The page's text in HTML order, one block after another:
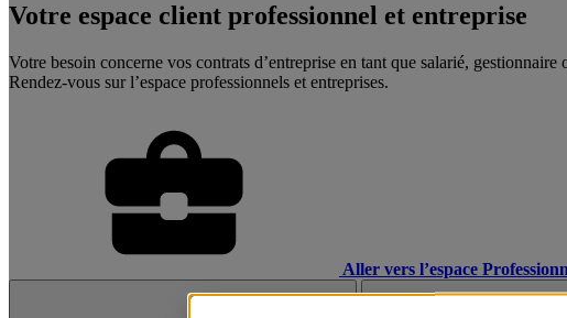
Votre espace client professionnel et entreprise
Votre besoin concerne vos contrats d’entreprise en tant que salarié, gestionnaire
Rendez-vous sur l’espace professionnels et entreprises.
Aller vers l’espace